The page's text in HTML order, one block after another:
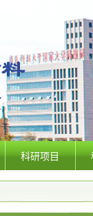
科研项目